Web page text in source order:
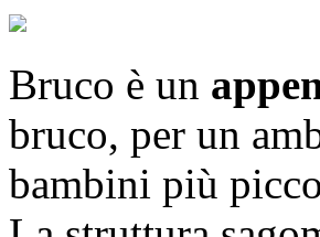
Bruco è un
bruco, per un
bambini più